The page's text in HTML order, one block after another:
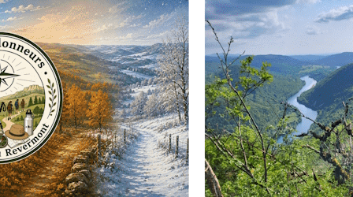
Exporter les lignes sélectionnées
Exporter toutes les colonnes
Exporter uniquement les colonnes affichées
Menu
<
>
Agenda
Calendrier
Calculer son indice d’effort (IBP)
Séjours 2026
Planifier séjours 2027